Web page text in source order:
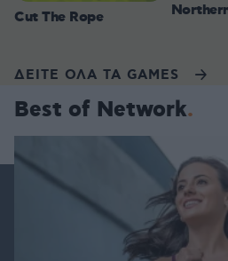
Cut The Rope
ΔΕΙΤΕ ΟΛΑ ΤΑ GAMES
Best of Network